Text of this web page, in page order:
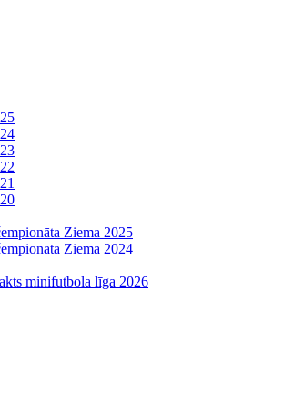
Ziema 2025
Ziema 2024
minifutbola līga 2026